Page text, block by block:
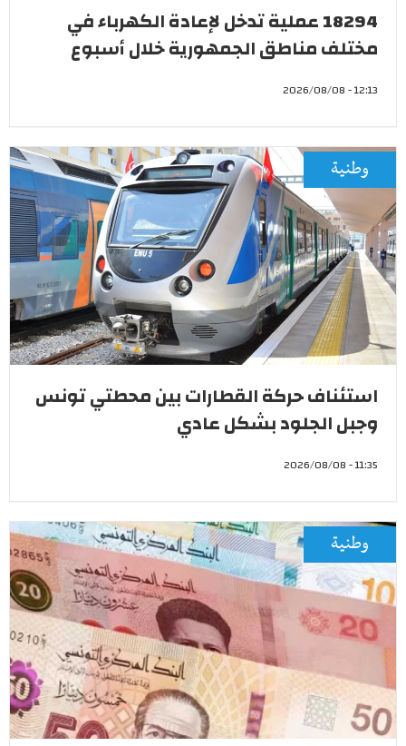
18294 عملية تدخل لإعادة الكهرباء في
مختلف مناطق الجمهورية خلال أسبوع
12:13 - 2026/08/08
وطنية
استئناف حركة القطارات بين محطتي تونس
وجبل الجلود بشكل عادي
11:35 - 2026/08/08
وطنية